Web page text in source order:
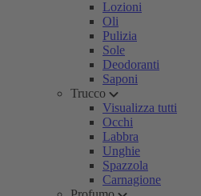
Lozioni
Oli
Pulizia
Sole
Deodoranti
Saponi
Trucco
Visualizza tutti
Occhi
Labbra
Unghie
Spazzola
Carnagione